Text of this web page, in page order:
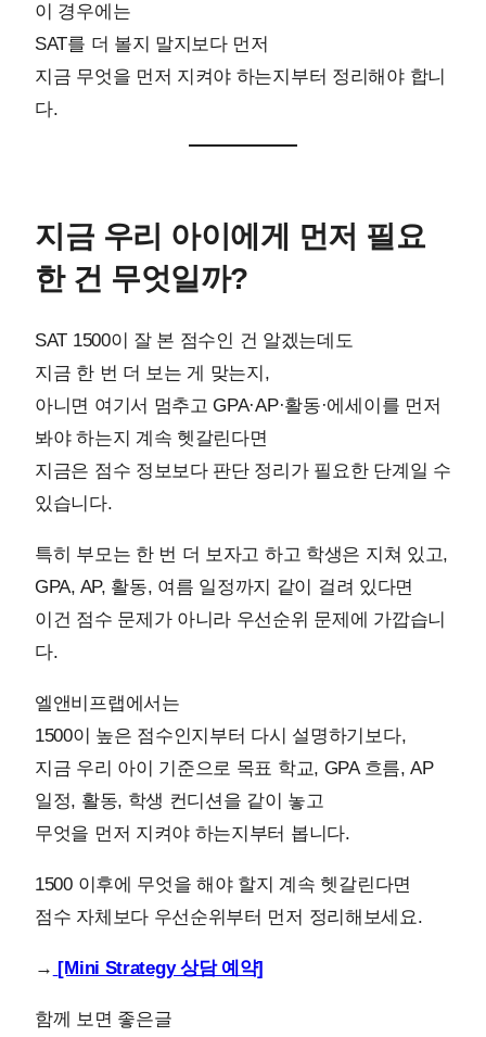
이 경우에는
SAT를 더 볼지 말지보다 먼저
지금 무엇을 먼저 지켜야 하는지부터 정리해야 합니
다.
지금 우리 아이에게 먼저 필요
한 건 무엇일까?
SAT 1500이 잘 본 점수인 건 알겠는데도
지금 한 번 더 보는 게 맞는지,
아니면 여기서 멈추고 GPA·AP·활동·에세이를 먼저
봐야 하는지 계속 헷갈린다면
지금은 점수 정보보다 판단 정리가 필요한 단계일 수
있습니다.
특히 부모는 한 번 더 보자고 하고 학생은 지쳐 있고,
GPA, AP, 활동, 여름 일정까지 같이 걸려 있다면
이건 점수 문제가 아니라 우선순위 문제에 가깝습니
다.
엘앤비프랩에서는
1500이 높은 점수인지부터 다시 설명하기보다,
지금 우리 아이 기준으로 목표 학교, GPA 흐름, AP
일정, 활동, 학생 컨디션을 같이 놓고
무엇을 먼저 지켜야 하는지부터 봅니다.
1500 이후에 무엇을 해야 할지 계속 헷갈린다면
점수 자체보다 우선순위부터 먼저 정리해보세요.
→ [Mini Strategy 상담 예약]
함께 보면 좋은글